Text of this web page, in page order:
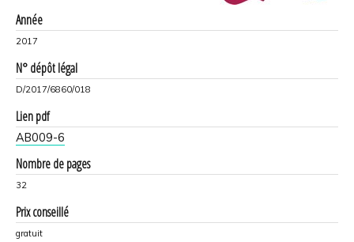
Année
2017
N° dépôt légal
D/2017/6860/018
Lien pdf
AB009-6
Nombre de pages
32
Prix conseillé
gratuit